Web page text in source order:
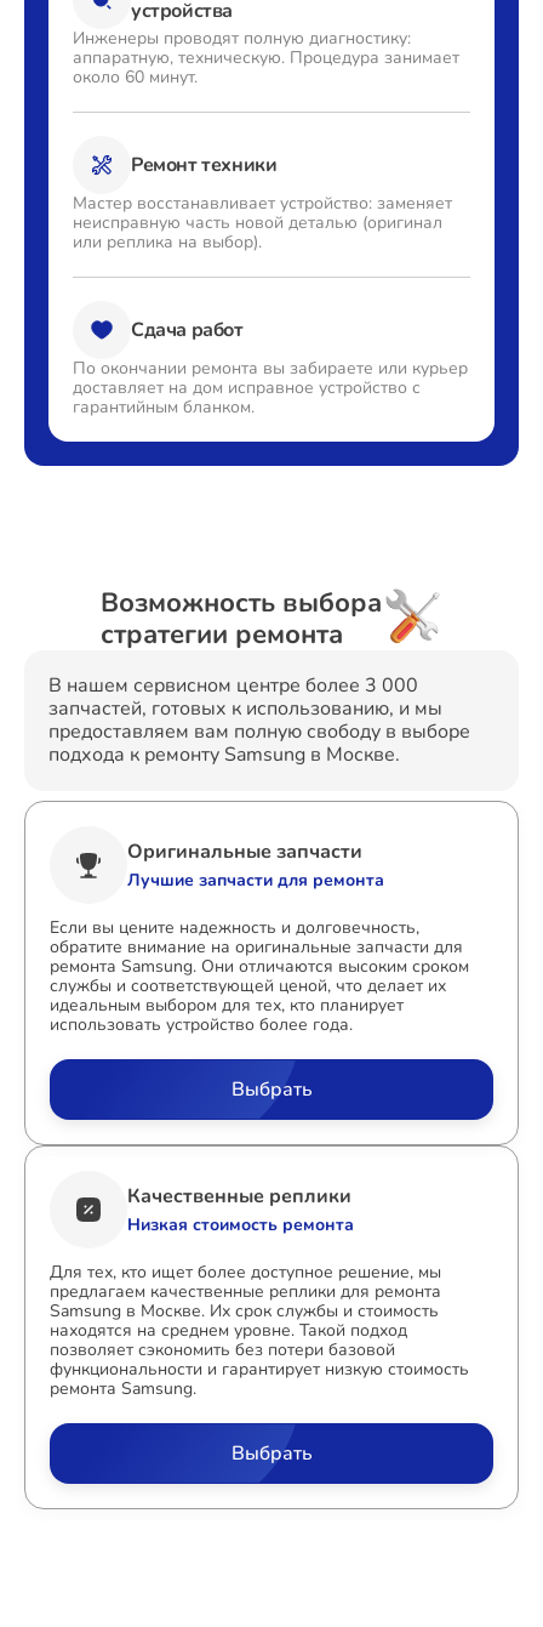
устройства
Инженеры проводят полную диагностику:
аппаратную, техническую. Процедура занимает
около 60 минут.
Ремонт техники
Мастер восстанавливает устройство: заменяет
неисправную часть новой деталью (оригинал
или реплика на выбор).
Сдача работ
По окончании ремонта вы забираете или курьер
доставляет на дом исправное устройство с
гарантийным бланком.
Возможность выбора
стратегии ремонта
В нашем сервисном центре более 3 000
запчастей, готовых к использованию, и мы
предоставляем вам полную свободу в выборе
подхода к ремонту Samsung в Москве.
Оригинальные запчасти
Лучшие запчасти для ремонта
Если вы цените надежность и долговечность,
обратите внимание на оригинальные запчасти для
ремонта Samsung. Они отличаются высоким сроком
службы и соответствующей ценой, что делает их
идеальным выбором для тех, кто планирует
использовать устройство более года.
Выбрать
Качественные реплики
Низкая стоимость ремонта
Для тех, кто ищет более доступное решение, мы
предлагаем качественные реплики для ремонта
Samsung в Москве. Их срок службы и стоимость
находятся на среднем уровне. Такой подход
позволяет сэкономить без потери базовой
функциональности и гарантирует низкую стоимость
ремонта Samsung.
Выбрать